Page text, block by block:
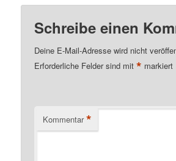
Schreibe einen
Deine E-Mail-Adresse wird nicht
Erforderliche Felder sind mit* markiert
Kommentar *